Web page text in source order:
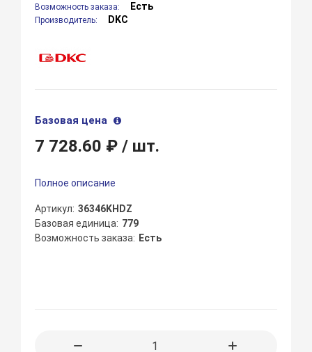
Возможность заказа: Есть
Производитель: DKC
Базовая цена
7 728.60 ₽/ шт.
Полное описание
Артикул 36346KHDZ
Базовая единица 779
Возможность заказа
Есть